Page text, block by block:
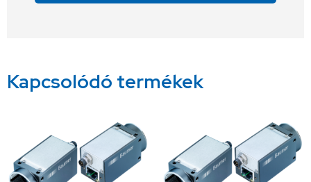
Kapcsolódó termékek